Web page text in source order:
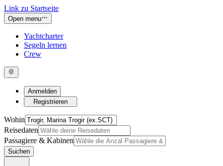
Link zu Startseite
Open menu
Yachtcharter
Segeln lernen
Crew
Anmelden
Registrieren
Wohin
Reisedaten
Passagiere & Kabinen
Suchen